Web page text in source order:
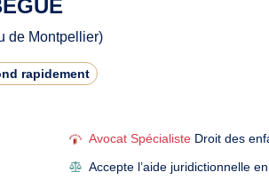
de Montpellier)
rapidement
Avocat Spécialiste Droit des
Accepte l’aide juridictionnelle